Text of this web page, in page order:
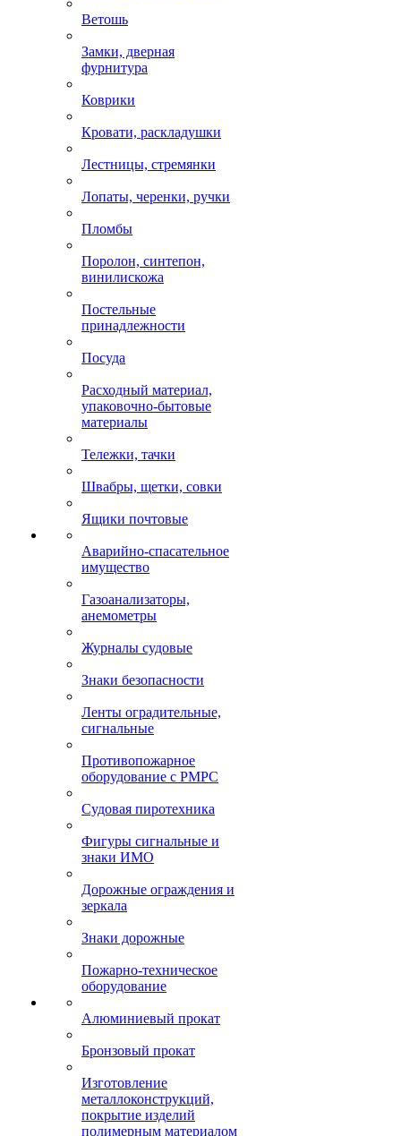
Ветошь
Замки, дверная
фурнитура
Коврики
Кровати, раскладушки
Лестницы, стремянки
Лопаты, черенки, ручки
Пломбы
Поролон, синтепон,
винилискожа
Постельные
принадлежности
Посуда
Расходный материал,
упаковочно-бытовые
материалы
Тележки, тачки
Швабры, щетки, совки
Ящики почтовые
Аварийно-спасательное
имущество
Газоанализаторы,
анемометры
Журналы судовые
Знаки безопасности
Ленты оградительные,
сигнальные
Противопожарное
оборудование с РМРС
Судовая пиротехника
Фигуры сигнальные и
знаки ИМО
Дорожные ограждения и
зеркала
Знаки дорожные
Пожарно-техническое
оборудование
Алюминиевый прокат
Бронзовый прокат
Изготовление
металлоконструкций,
покрытие изделий
полимерным материалом